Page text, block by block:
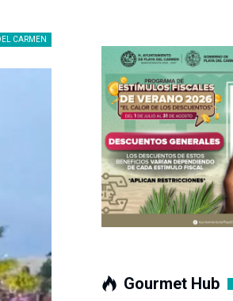
CARMEN
Gourmet Hub